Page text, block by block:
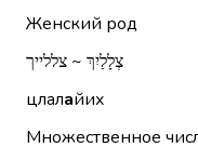
Женский род
צְלָלַיִךְ ~ צללייך
цлалайих
Множественное